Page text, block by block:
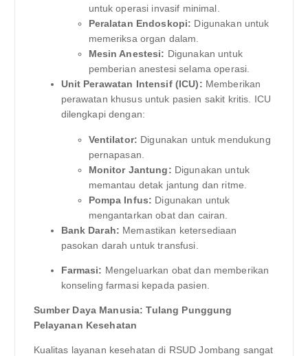
untuk operasi invasif minimal.
Peralatan Endoskopi: Digunakan untuk
memeriksa organ dalam.
Mesin Anestesi: Digunakan untuk
pemberian anestesi selama operasi.
Unit Perawatan Intensif (ICU): Memberikan
perawatan khusus untuk pasien sakit kritis. ICU
dilengkapi dengan:
Ventilator: Digunakan untuk mendukung
pernapasan.
Monitor Jantung: Digunakan untuk
memantau detak jantung dan ritme.
Pompa Infus: Digunakan untuk
mengantarkan obat dan cairan.
Bank Darah: Memastikan ketersediaan
pasokan darah untuk transfusi.
Farmasi: Mengeluarkan obat dan memberikan
konseling farmasi kepada pasien.
Sumber Daya Manusia: Tulang Punggung
Pelayanan Kesehatan
Kualitas layanan kesehatan di RSUD Jombang sangat